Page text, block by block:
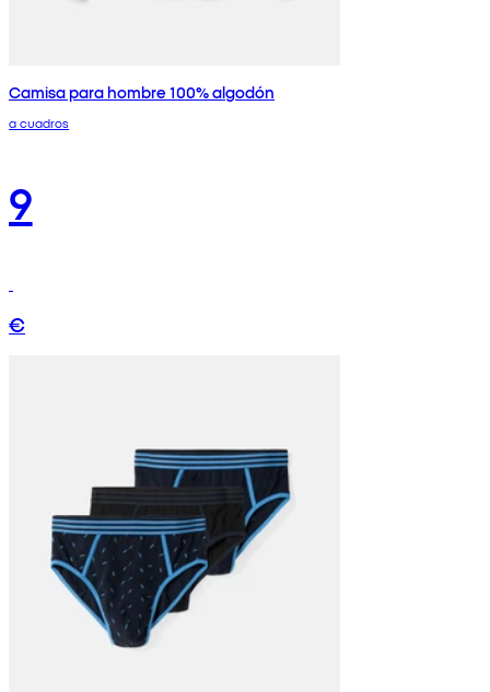
Camisa para hombre 100% algodón
a cuadros
9
€